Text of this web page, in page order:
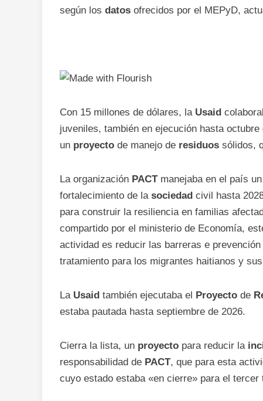
según los datos ofrecidos por el MEPyD,
Con 15 millones de dólares, la Usaid
juveniles, también en ejecución hasta
un proyecto de manejo de residuos sólidos,
La organización PACTmanejaba en el país un
fortalecimiento de la sociedad civil hasta
para construir la resiliencia en familias
compartido por el ministerio de Economía,
actividad es reducir las barreras e
tratamiento para los migrantes haitianos y
La Usaid también ejecutaba el Proyecto de
estaba pautada hasta septiembre de 2026.
Cierra la lista, un proyecto para reducir la
responsabilidad de PACT, que para esta
cuyo estado estaba «en cierre» para el tercer